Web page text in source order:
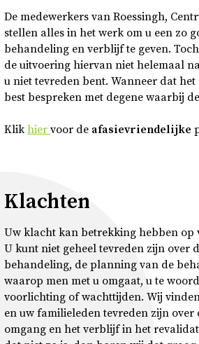
Donkere modus
De medewerkers van Roessingh,
stellen alles in het werk om u een zo
behandeling en verblijf te geven.
de uitvoering hiervan niet helemaal
u niet tevreden bent. Wanneer dat
best bespreken met degene waarbij
Klikhier voor de afasievriendelijke
Klachten
Uw klacht kan betrekking hebben op
U kunt niet geheel tevreden zijn over
behandeling, de planning van de
waarop men met u omgaat, u te
voorlichting of wachttijden. Wij
en uw familieleden tevreden zijn over
omgang en het verblijf in het